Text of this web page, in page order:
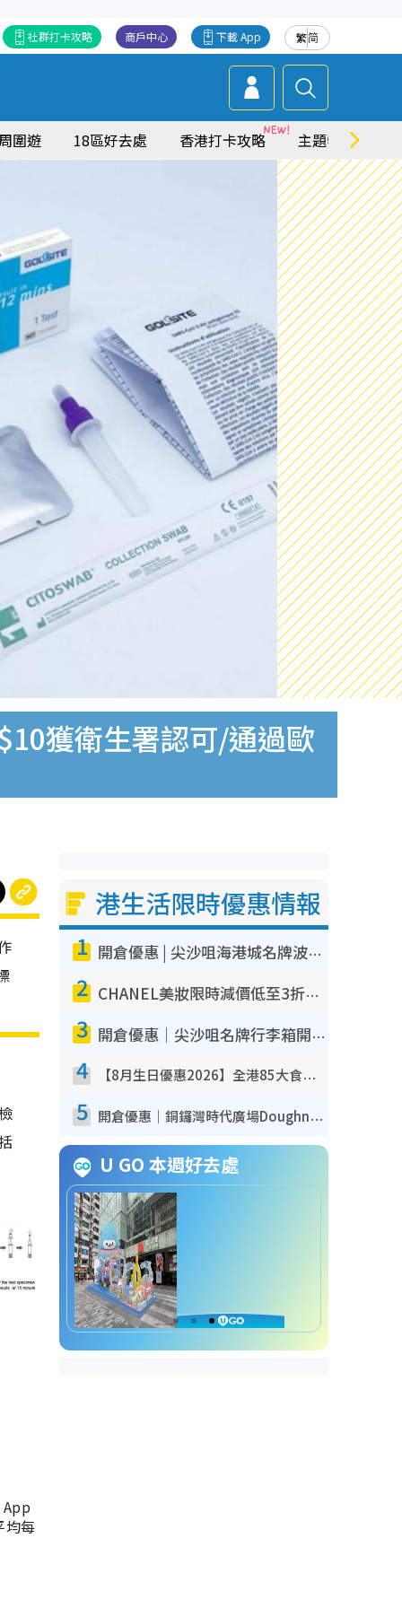
繁简
下載 App
商戶中心
社群打卡攻略
圍遊 18區好去處 香港打卡攻略 主題特集
獲衛生署認可/通過歐
均每
港生活限時優惠情報
1 開倉優惠 | 尖沙咀海港城名牌波鞋開倉低至1折！On鞋$899起／Joy&Peace鞋履$98起
2 CHANEL美妝限時減價低至3折！人氣粉底/唇膏/精華液低至$275！COCO香水都有平
3 開倉優惠｜尖沙咀名牌行李箱開倉低至4折！一連5日 American Tourister/ace./Hallmark $200起！
4 【8月生日優惠2026】全港85大食買玩著數攻略 自助餐/火鍋放題同行免費＋誠品/DONKI送現金券
5 開倉優惠｜銅鑼灣時代廣場Doughnut/Campo Marzio開倉低至1折！背囊、書包、手袋劈價$200起
U GO 本週好去處